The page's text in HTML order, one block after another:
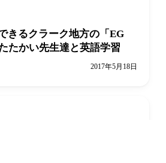
きるクラーク地方の「EG
たかい先生達と英語学習
2017年5月18日